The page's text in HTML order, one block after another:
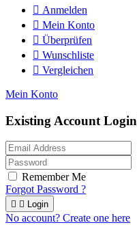
 Anmelden
 Mein Konto
 Überprüfen
 Wunschliste
 Vergleichen
Mein Konto
Existing Account Login
Remember Me
Forgot Password ?
  Login
No account? Create one here